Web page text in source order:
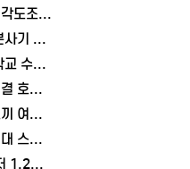
송풍구형 차량용 스마트폰 각도조절 충전거치대 폴드거치대 여바라
청소 샤워기 수전 물청소 분사기 베란다 미니건 욕실 변기 세트 여바라
36키박스 가방 스마트폰 학교 수거함 보관함 케이스 휴대폰 학원 여바라
중간밸브 여바라 커넥터 연결 호스 배관 물호스 원터치 부속 잠금 어댑터
깔깔이 패딩조끼 직장인 조끼 여바라 보온 남녀공용 얇은 패딩 정장 경량
쇼파 침대 틈새 태블릿거치대 스탠드 핸드폰거치대 360도 회전 각도조절
자동문닫힘 방문도어클로저 1.2mm 무타공 와이어 미닫이 슬라이딩 열림방지 중문